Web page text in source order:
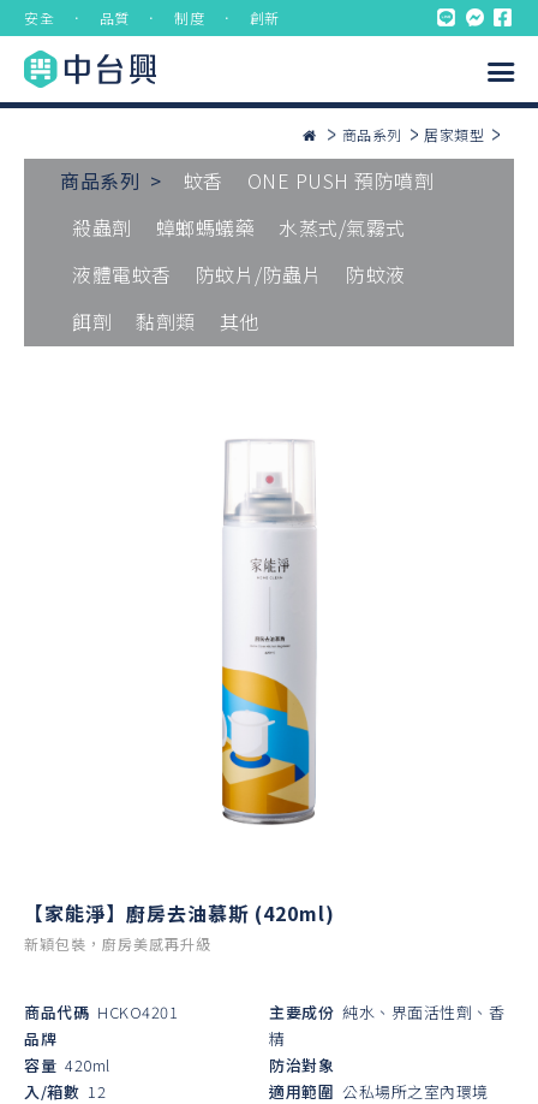
安全 ． 品質 ． 制度 ． 創新
商品系列 居家類型
商品系列 > 蚊香
ONE PUSH 預防噴劑
殺蟲劑
蟑螂螞蟻藥
水蒸式/氣霧式
液體電蚊香
防蚊片/防蟲片
防蚊液
餌劑
黏劑類 其他
【家能淨】廚房去油慕斯 (420ml)
新穎包裝，廚房美感再升級
商品代碼 HCKO4201
品牌
容量 420ml
入/箱數 12
主要成份 純水、界面活性劑、香
精
防治對象
適用範圍 公私場所之室內環境